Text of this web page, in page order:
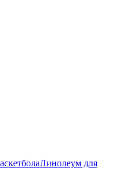
Линолеум для